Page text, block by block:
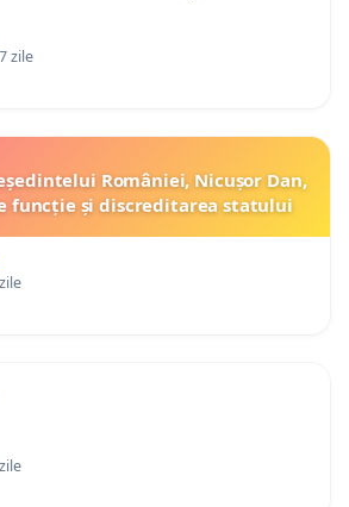
zile
României, Nicușor Dan,
funcție și discreditarea statului